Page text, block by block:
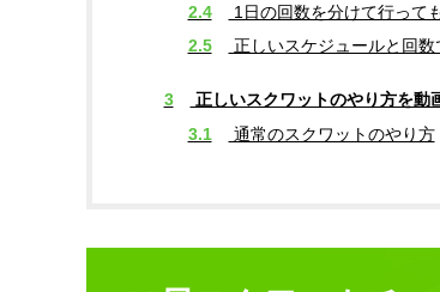
2.4
1日の回数を分けて行って
2.5
正しいスケジュールと回数
3
正しいスクワットのやり方を動
3.1
通常のスクワットのやり方